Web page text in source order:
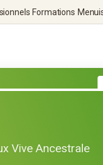
Formations
Vive Ancestrale